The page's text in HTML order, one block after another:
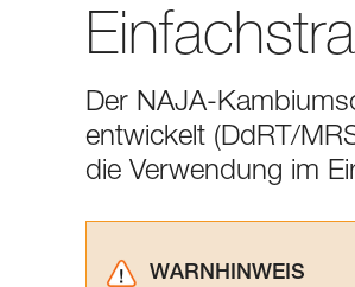
Der NAJA-
entwickelt (DdRT/
die Verwendung im
WARNHINWEIS